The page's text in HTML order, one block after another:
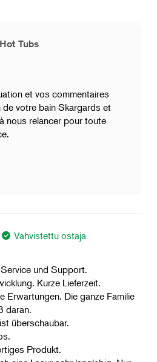
Tubs
et vos commentaires
de votre bain Skargards et
nous relancer pour toute
Vahvistettu ostaja
und Support.
Kurze Lieferzeit.
Erwartungen. Die ganze Familie
daran.
überschaubar.
Produkt.